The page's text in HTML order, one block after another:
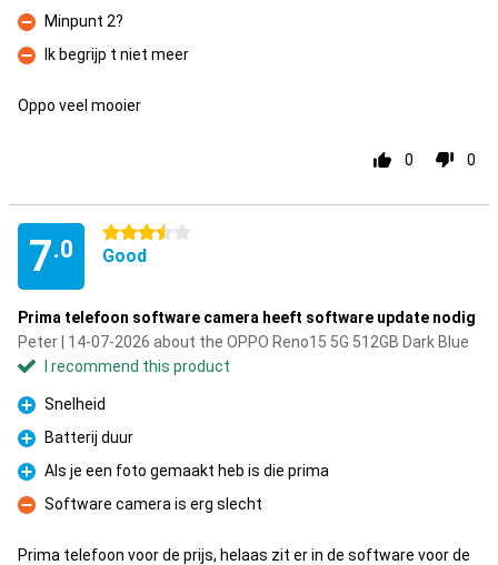
Con
Minpunt 2?
Con
Ik begrijp t niet meer
Oppo veel mooier
0 0
7.0
3.5 stars
Good
Prima telefoon software camera heeft software update nodig
Peter | 14-07-2026 about the OPPO Reno15 5G 512GB Dark Blue
I recommend this product
Pro
Snelheid
Pro
Batterij duur
Pro
Als je een foto gemaakt heb is die prima
Con
Software camera is erg slecht
Prima telefoon voor de prijs, helaas zit er in de software voor de